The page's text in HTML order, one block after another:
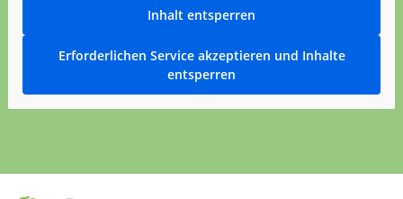
Inhalt entsperren
Erforderlichen Service akzeptieren und Inhalte
entsperren